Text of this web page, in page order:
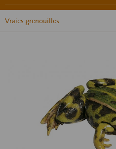
Vraies grenouilles